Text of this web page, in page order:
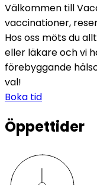
Välkommen till
vaccinationer,
Hos oss möts du
eller läkare och vi
förebyggande
val!
Boka tid
Öppettider